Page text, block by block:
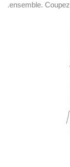
ensemble. Coupez.